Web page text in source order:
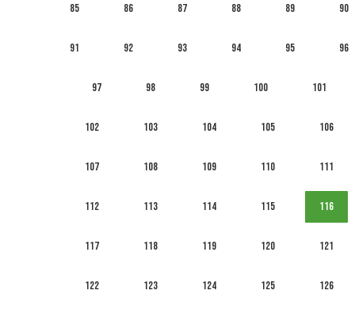
85 86 87 88 89 90
91 92 93 94 95 96
97 98 99 100 101
102 103 104 105 106
107 108 109 110 111
112 113 114 115 116
117 118 119 120 121
122 123 124 125 126